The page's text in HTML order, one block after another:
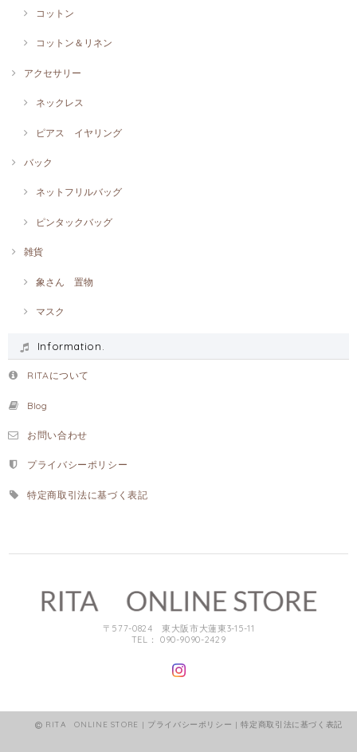
コットン
コットン＆リネン
アクセサリー
ネックレス
ピアス イヤリング
バック
ネットフリルバッグ
ピンタックバッグ
雑貨
象さん 置物
マスク
Information.
RITAについて
Blog
お問い合わせ
プライバシーポリシー
特定商取引法に基づく表記
〒577-0824 東大阪市大蓮東3-15-11
TEL： 090-9090-2429
RITA ONLINE STORE | プライバシーポリシー |特定商取引法に基づく表記